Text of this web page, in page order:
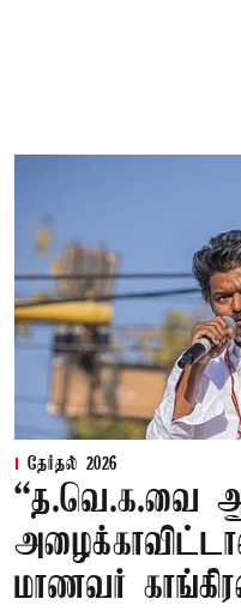
தேர்தல் 2026
“த.வெ.க.வை
மாணவர்